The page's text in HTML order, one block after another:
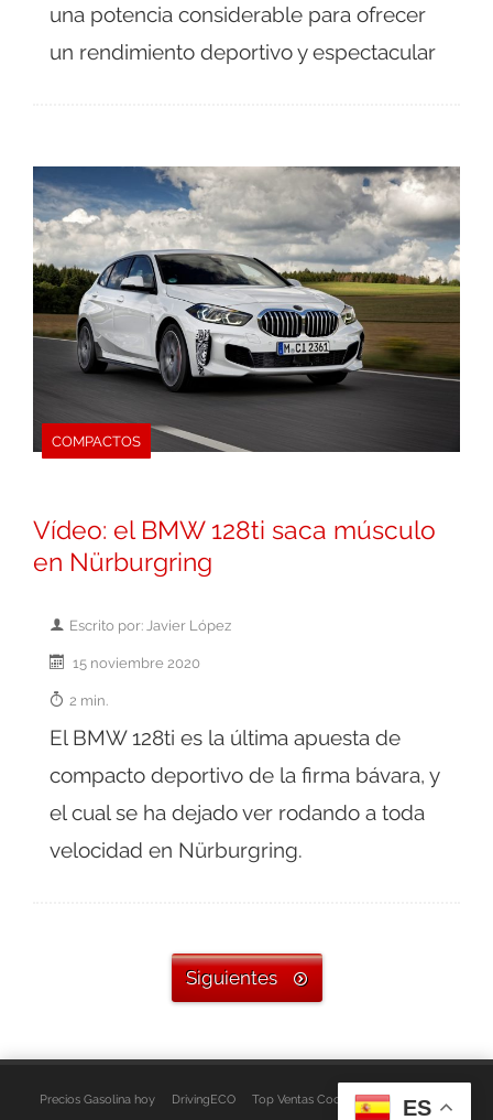
una potencia considerable para ofrecer
un rendimiento deportivo y espectacular
COMPACTOS
Vídeo: el BMW 128ti saca músculo
en Nürburgring
Escrito por: Javier López
15 noviembre 2020
2 min.
El BMW 128ti es la última apuesta de
compacto deportivo de la firma bávara, y
el cual se ha dejado ver rodando a toda
velocidad en Nürburgring.
Siguientes
Precios Gasolina hoy DrivingECO Top Ventas Coches EspacioFurgo
ES